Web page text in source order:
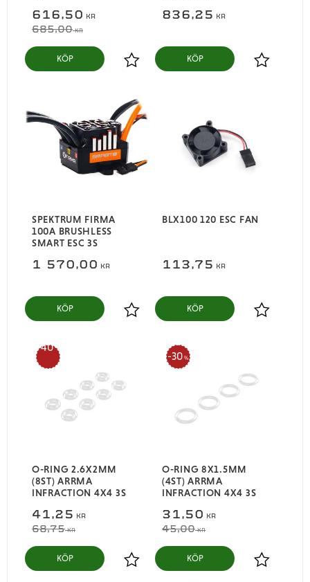
616,50 KR
685,00KR
Lägg till i favoriter
KÖP
836,25 KR
Lägg till i
KÖP
SPEKTRUM FIRMA
100A BRUSHLESS
SMART ESC 3S
1 570,00 KR
Lägg till i favoriter
KÖP
BLX100 120 ESC FAN
113,75 KR
Lägg till i
KÖP
O-RING 2.6X2MM
(8ST) ARRMA
INFRACTION 4X4 3S
41,25 KR
68,75KR
40
%
Lägg till i favoriter
KÖP
O-RING 8X1.5MM
(4ST) ARRMA
INFRACTION 4X4 3S
31,50 KR
45,00KR
30 %
Lägg till i
KÖP